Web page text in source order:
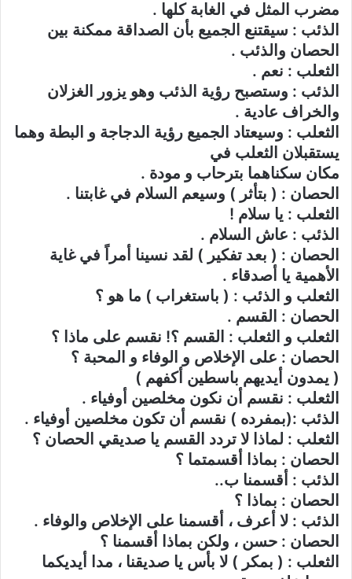
مضرب المثل في الغابة كلها .
الذئب : سيقتنع الجميع بأن الصداقة ممكنة بين
الحصان والذئب .
الثعلب : نعم .
الذئب : وستصبح رؤية الذئب وهو يزور الغزلان
والخراف عادية .
الثعلب : وسيعتاد الجميع رؤية الدجاجة و البطة وهما
يستقبلان الثعلب في
مكان سكناهما بترحاب و مودة .
الحصان : ( بتأثر ) وسيعم السلام في غابتنا .
الثعلب : يا سلام !
الذئب : عاش السلام .
الحصان : ( بعد تفكير ) لقد نسينا أمراً في غاية
الأهمية يا أصدقاء .
الثعلب و الذئب : ( باستغراب ) ما هو ؟
الحصان : القسم .
الثعلب و الثعلب : القسم ؟! نقسم على ماذا ؟
الحصان : على الإخلاص و الوفاء و المحبة ؟
( يمدون أيديهم باسطين أكفهم )
الثعلب : نقسم أن نكون مخلصين أوفياء .
الذئب :(بمفرده ) نقسم أن تكون مخلصين أوفياء .
الثعلب : لماذا لا تردد القسم يا صديقي الحصان ؟
الحصان : بماذا أقسمتما ؟
الذئب : أقسمنا ب..
الحصان : بماذا ؟
الذئب : لا أعرف ، أقسمنا على الإخلاص والوفاء .
الحصان : حسن ، ولكن بماذا أقسمنا ؟
الثعلب : ( بمكر ) لا بأس يا صديقنا ، مدا أيديكما